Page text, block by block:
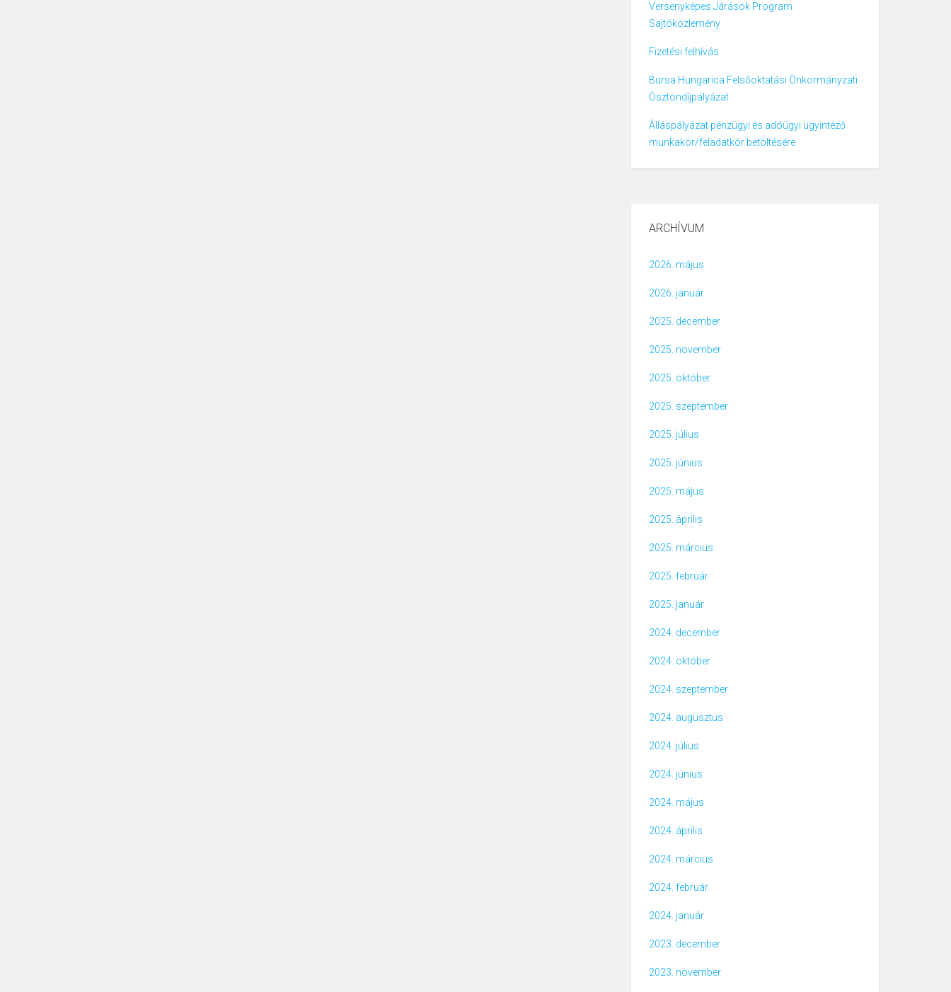
Versenyképes Járások Program
Sajtóközlemény
Fizetési felhívás
Bursa Hungarica Felsőoktatási Önkormányzati
Ösztöndíjpályázat
Álláspályázat pénzügyi és adóügyi ügyintéző
munkakör/feladatkör betöltésére
ARCHÍVUM
2026. május
2026. január
2025. december
2025. november
2025. október
2025. szeptember
2025. július
2025. június
2025. május
2025. április
2025. március
2025. február
2025. január
2024. december
2024. október
2024. szeptember
2024. augusztus
2024. július
2024. június
2024. május
2024. április
2024. március
2024. február
2024. január
2023. december
2023. november